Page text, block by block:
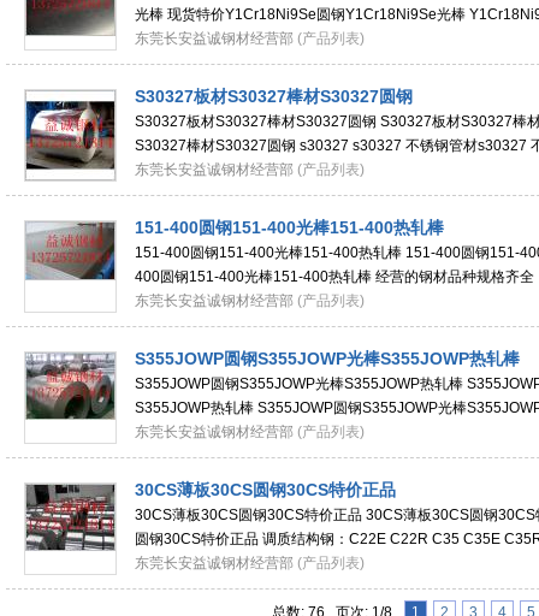
光棒 现货特价Y1Cr18Ni9Se圆钢Y1Cr18Ni9Se光棒
成分： C： 0.15 Mn： 2.00
东莞长安益诚钢材经营部 (产品列表)
S30327板材S30327棒材S30327圆钢
S30327板材S30327棒材S30327圆钢 S30327板材S30327棒
S30327棒材S30327圆钢 s30327 s30327 不锈钢管材s30327
s30327 钢材化学成分‖s30327 执行标准‖s3
东莞长安益诚钢材经营部 (产品列表)
151-400圆钢151-400光棒151-400热轧棒
151-400圆钢151-400光棒151-400热轧棒 151-400圆钢151-
400圆钢151-400光棒151-400热轧棒 经营的钢材品种规格齐
具制造企业的需要。本长期经销日本日立（HI
东莞长安益诚钢材经营部 (产品列表)
S355JOWP圆钢S355JOWP光棒S355JOWP热轧棒
S355JOWP圆钢S355JOWP光棒S355JOWP热轧棒
S355JOWP热轧棒 S355JOWP圆钢S355JOWP光棒
钢：S235JOW S235J2W S355JOWP S355J2WP耐候钢：
东莞长安益诚钢材经营部 (产品列表)
30CS薄板30CS圆钢30CS特价正品
30CS薄板30CS圆钢30CS特价正品 30CS薄板30CS圆钢
圆钢30CS特价正品 调质结构钢：C22E C22R C35 C35E
C50R C55 C55E C55R C60 C60E C60R 28Mn6 XC18
东莞长安益诚钢材经营部 (产品列表)
总数: 76 页次: 1/8 1 2 3 4 5